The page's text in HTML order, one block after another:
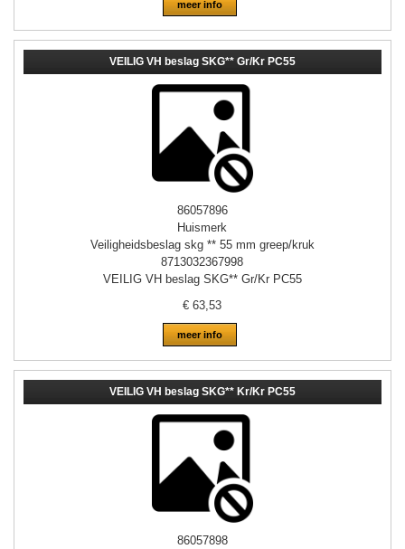
meer info
VEILIG VH beslag SKG** Gr/Kr PC55
86057896
Huismerk
Veiligheidsbeslag skg ** 55 mm greep/kruk
8713032367998
VEILIG VH beslag SKG** Gr/Kr PC55
€63,53
meer info
VEILIG VH beslag SKG** Kr/Kr PC55
86057898